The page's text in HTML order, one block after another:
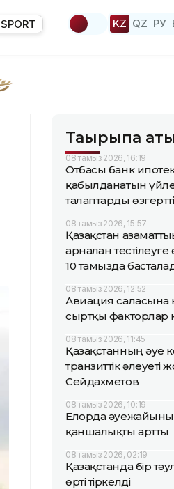
SPORT KZ QZ РУ
Тақырыпқа
08 тамыз 2026, 16:19
Отбасы банк
қабылданатын
талаптарды өзгертті
08 тамыз 2026, 15:57
Қазақстан
арналған
10 тамызда
08 тамыз 2026, 12:52
Авиация саласына
сыртқы факторлар
08 тамыз 2026, 11:45
Қазақстанның әуе
транзиттік әлеуеті
Сейдахметов
08 тамыз 2026, 10:19
Елорда
қаншалықты артты
08 тамыз 2026, 02:19
Қазақстанда бір
өрті тіркелді